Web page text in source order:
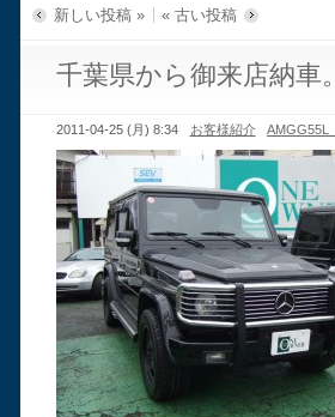
新しい投稿 » « 古い投稿
千葉県から御来店納車
2011-04-25 (月) 8:34 お客様紹介 AMGG55L